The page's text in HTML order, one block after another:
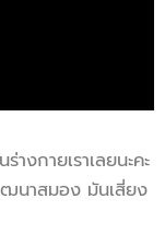
งกายเราเลยนะคะ
นาสมอง มันเสี่ยง